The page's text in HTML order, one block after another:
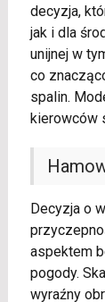
decyzja,
jak i dla
unijnej w
co
spalin.
kierowców
Decyzja o
aspektem
pogody.
wyraźny